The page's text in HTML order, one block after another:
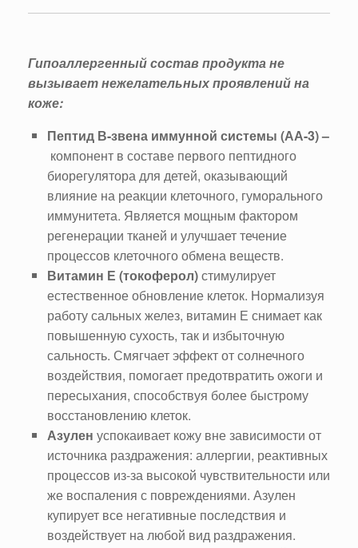
Гипоаллергенный состав продукта не
вызывает нежелательных проявлений на
коже:
Пептид В-звена иммунной системы (АА-3) –
компонент в составе первого пептидного
биорегулятора для детей, оказывающий
влияние на реакции клеточного, гуморального
иммунитета. Является мощным фактором
регенерации тканей и улучшает течение
процессов клеточного обмена веществ.
Витамин Е (токоферол)стимулирует
естественное обновление клеток. Нормализуя
работу сальных желез, витамин Е снимает как
повышенную сухость, так и избыточную
сальность. Смягчает эффект от солнечного
воздействия, помогает предотвратить ожоги и
пересыхания, способствуя более быстрому
восстановлению клеток.
Азулен успокаивает кожу вне зависимости от
источника раздражения: аллергии, реактивных
процессов из-за высокой чувствительности или
же воспаления с повреждениями. Азулен
купирует все негативные последствия и
воздействует на любой вид раздражения.